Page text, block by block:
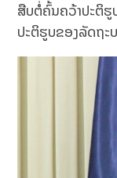
ສືບຕໍ່ຄົ້ນຄວ້າປະຕິ
ປະຕິຮູບຂອງລັດຖະ